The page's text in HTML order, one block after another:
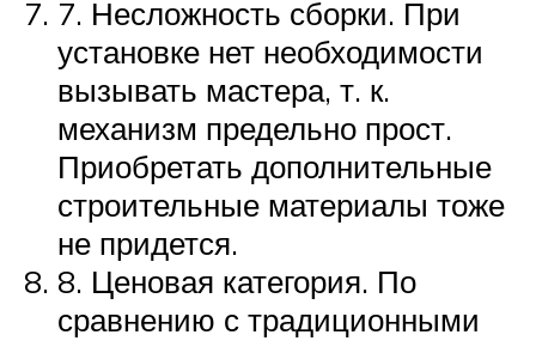
7. Несложность сборки. При
установке нет необходимости
вызывать мастера, т. к.
механизм предельно прост.
Приобретать дополнительные
строительные материалы тоже
не придется.
8. Ценовая категория. По
сравнению с традиционными